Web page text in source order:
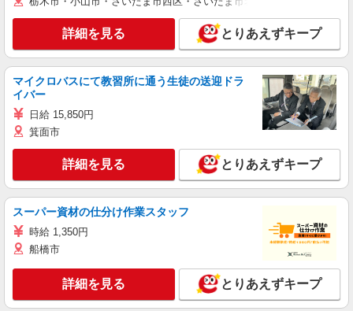
詳細を見る とりあえずキープ
マイクロバスにて教習所に通う生徒の送迎ドラ
イバー
日給 15,850円
箕面市
詳細を見る とりあえずキープ
スーパー資材の仕分け作業スタッフ
時給 1,350円
船橋市
詳細を見る とりあえずキープ